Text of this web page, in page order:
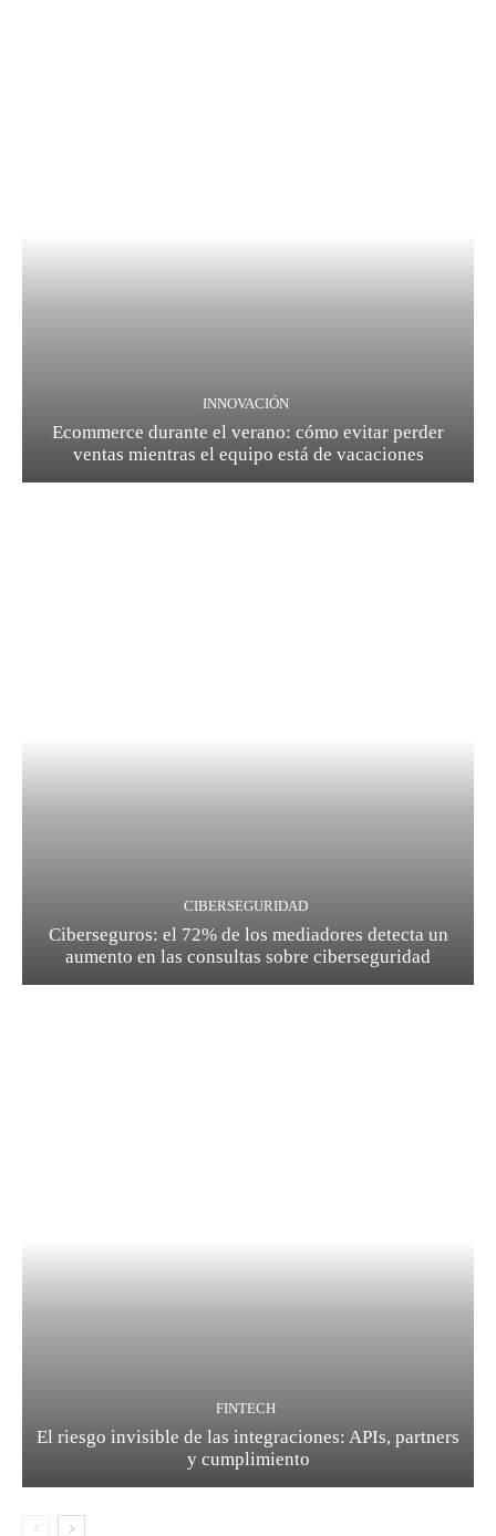
INNOVACIÓN
Ecommerce durante el verano: cómo evitar perder
ventas mientras el equipo está de vacaciones
CIBERSEGURIDAD
Ciberseguros: el 72% de los mediadores detecta un
aumento en las consultas sobre ciberseguridad
FINTECH
El riesgo invisible de las integraciones: APIs, partners
y cumplimiento